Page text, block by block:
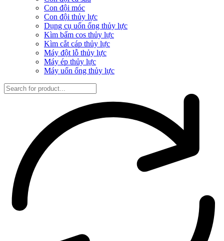
Con đội móc
Con đội thủy lực
Dụng cụ uốn ống thủy lực
Kìm bấm cos thủy lực
Kìm cắt cáp thủy lực
Máy đột lỗ thủy lực
Máy ép thủy lực
Máy uốn ống thủy lực